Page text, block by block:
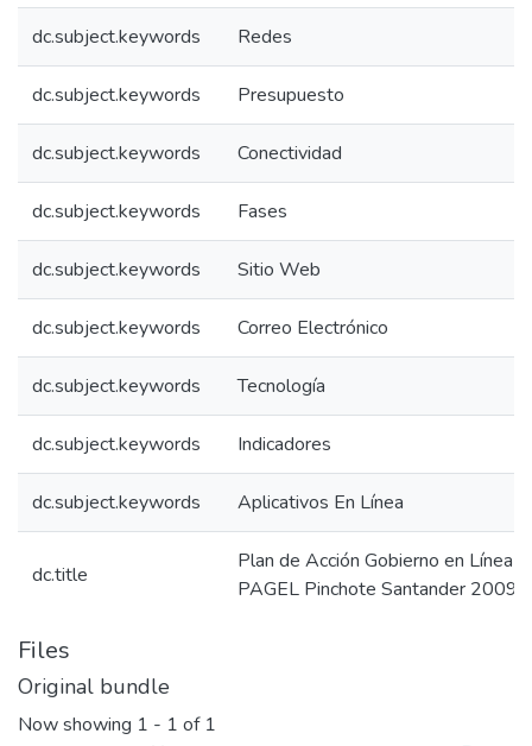
dc.subject.keywords Redes
dc.subject.keywords Presupuesto
dc.subject.keywords Conectividad
dc.subject.keywords Fases
dc.subject.keywords Sitio Web
dc.subject.keywords Correo Electrónico
dc.subject.keywords Tecnología
dc.subject.keywords Indicadores
dc.subject.keywords Aplicativos En Línea
dc.title
Plan de Acción Gobierno en Línea
PAGEL Pinchote Santander 2009
Files
Original bundle
Now showing 1 - 1 of 1